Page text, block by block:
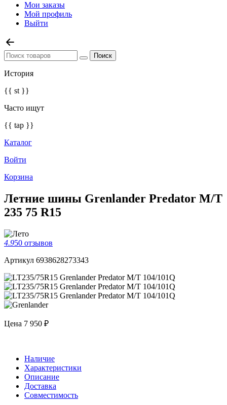
Мои заказы
Мой профиль
Выйти
История
{{ st }}
Часто ищут
{{ tap }}
Каталог
Войти
Корзина
Летние шины Grenlander Predator M/T
235 75 R15
4.950 отзывов
Артикул 6938628273343
Цена 7 950 ₽
Наличие
Характеристики
Описание
Доставка
Совместимость